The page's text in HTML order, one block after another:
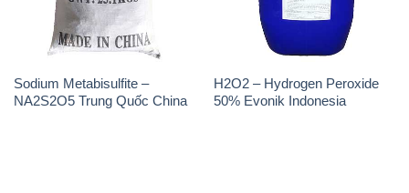
Sodium Metabisulfite –
NA2S2O5 Trung Quốc China
H2O2 – Hydrogen Peroxide
50% Evonik Indonesia